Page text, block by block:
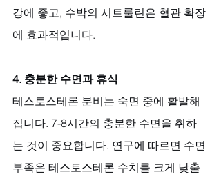
강에 좋고, 수박의 시트룰린은 혈관 확장
에 효과적입니다.
4. 충분한 수면과 휴식
테스토스테론 분비는 숙면 중에 활발해
집니다. 7-8시간의 충분한 수면을 취하
는 것이 중요합니다. 연구에 따르면 수면
부족은 테스토스테론 수치를 크게 낮출